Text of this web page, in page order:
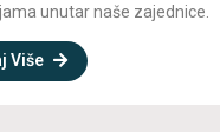
unutar naše zajednice.
Više